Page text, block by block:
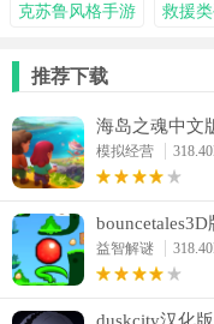
克苏鲁风格手游 救援
推荐下载
海岛之魂中文
模拟经营
bouncetales3D
益智解谜
duskcity汉化版